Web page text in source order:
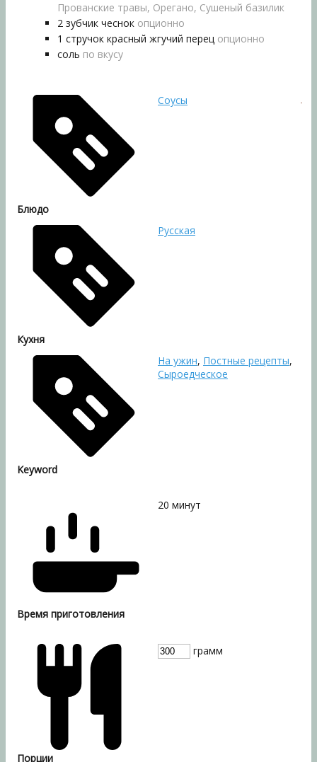
Прованские травы, Орегано, Сушеный базилик
2 зубчик чеснок опционно
1 стручок красный жгучий перец опционно
соль по вкусу
Блюдо
Соусы
Кухня
Русская
Keyword
На ужин, Постные рецепты,
Сыроедческое
Время приготовления
20 минут
Порции
грамм